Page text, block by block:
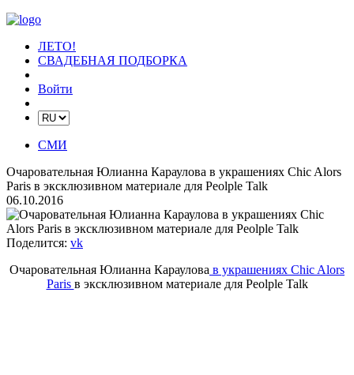
ЛЕТО!
СВАДЕБНАЯ ПОДБОРКА
Войти
СМИ
Очаровательная Юлианна Караулова в украшениях Chic Alors
Paris в эксклюзивном материале для Peolple Talk
06.10.2016
Поделится: vk
Очаровательная Юлианна Караулова в украшениях Chic Alors
Paris в эксклюзивном материале для Peolple Talk